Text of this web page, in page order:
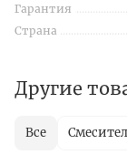
Гарантия
Страна
Другие
Все